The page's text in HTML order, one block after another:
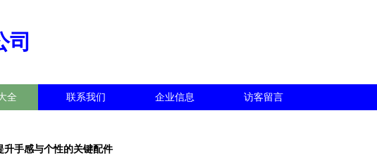
司
全 联系我们 企业信息 访客留言
升手感与个性的关键配件